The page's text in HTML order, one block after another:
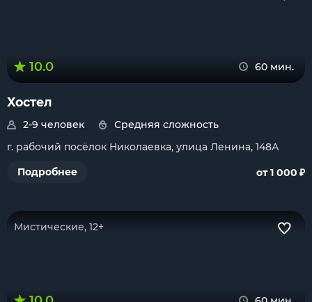
10.0 60 мин.
Хостел
2-9 человек
Средняя сложность
г. рабочий посёлок Николаевка, улица Ленина, 148А
Подробнее
от 1 000 ₽
Мистические, 12+